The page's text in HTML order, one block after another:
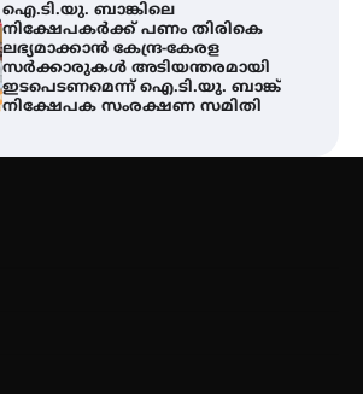
ഐ.ടി.യു. ബാങ്കിലെ
നിക്ഷേപകർക്ക് പണം തിരികെ
ലഭ്യമാക്കാൻ കേന്ദ്ര-കേരള
സർക്കാരുകൾ അടിയന്തരമായി
ഇടപെടണമെന്ന് ഐ.ടി.യു. ബാങ്ക്
നിക്ഷേപക സംരക്ഷണ സമിതി